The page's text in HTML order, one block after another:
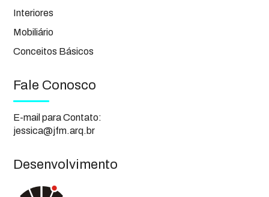
Interiores
Mobiliário
Conceitos Básicos
Fale Conosco
E-mail para Contato:
jessica@jfm.arq.br
Desenvolvimento